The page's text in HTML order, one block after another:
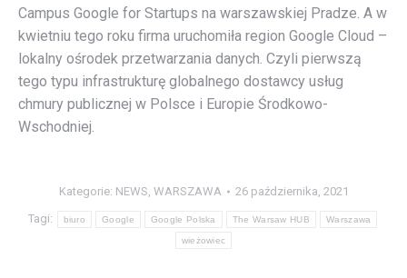
Campus Google for Startups na warszawskiej Pradze. A w
kwietniu tego roku firma uruchomiła region Google Cloud –
lokalny ośrodek przetwarzania danych. Czyli pierwszą
tego typu infrastrukturę globalnego dostawcy usług
chmury publicznej w Polsce i Europie Środkowo-
Wschodniej.
Kategorie: NEWS WARSZAWA 26 października, 2021
Tagi: biuro Google Google Polska The Warsaw HUB Warszawa
wieżowiec